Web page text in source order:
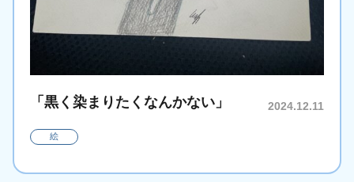
「黒く染まりたくなんかない」 2024.12.11
絵